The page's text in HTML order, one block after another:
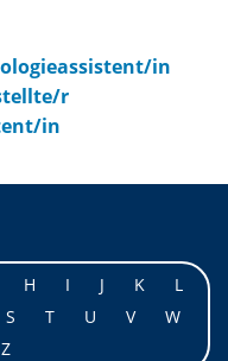
in
r
in
H I J K
L
S T U V
W
Z